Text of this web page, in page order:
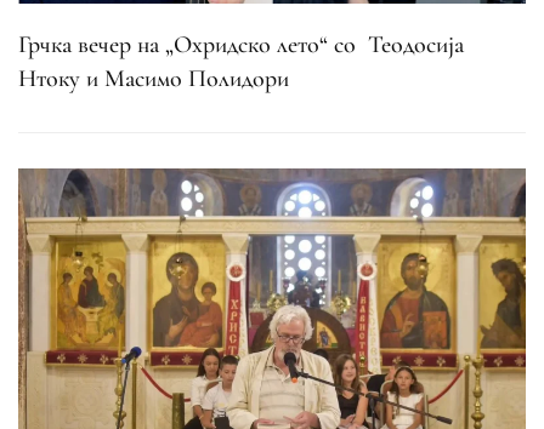
Грчка вечер на „Охридско лето“ со Теодосија
Нтоку и Масимо Полидори